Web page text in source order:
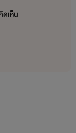
ดเห็น